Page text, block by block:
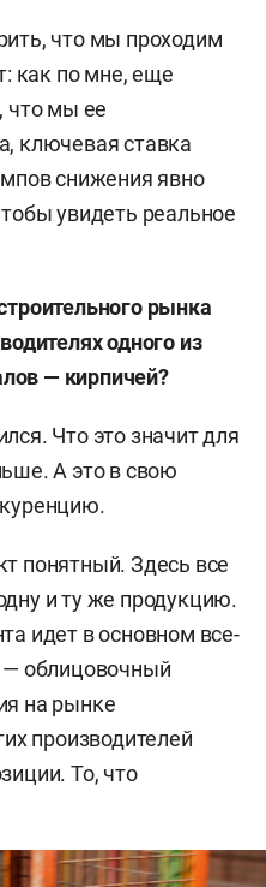
что мы проходим
как по мне, еще
что мы ее
ключевая ставка
снижения явно
увидеть реальное
рынка
одного из
— кирпичей?
Что это значит для
А это в свою
понятный. Здесь все
и ту же продукцию.
идет в основном все-
— облицовочный
на рынке
производителей
То, что